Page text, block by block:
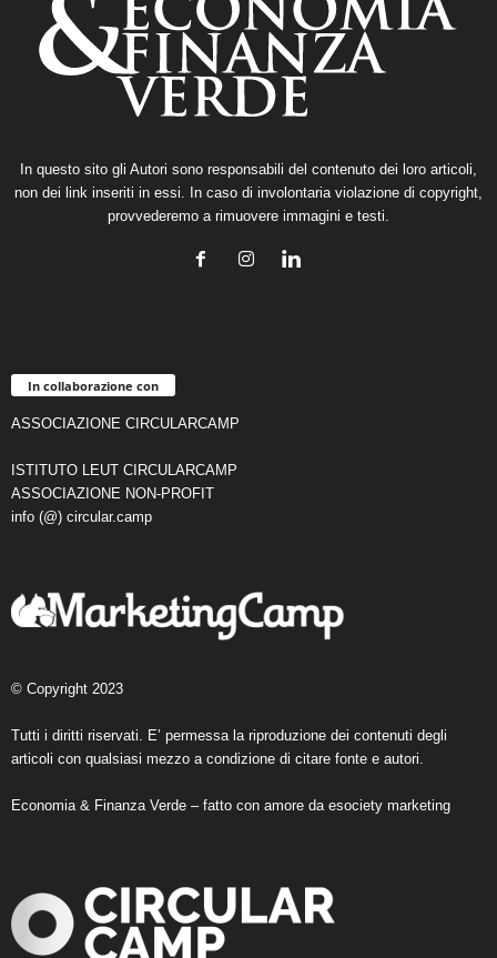
In questo sito gli Autori sono responsabili del contenuto dei loro articoli,
non dei link inseriti in essi. In caso di involontaria violazione di copyright,
provvederemo a rimuovere immagini e testi.
In collaborazione con
ASSOCIAZIONE CIRCULARCAMP
ISTITUTO LEUT CIRCULARCAMP
ASSOCIAZIONE NON-PROFIT
info (@) circular.camp
© Copyright 2023
Tutti i diritti riservati. E’ permessa la riproduzione dei contenuti degli
articoli con qualsiasi mezzo a condizione di citare fonte e autori.
Economia & Finanza Verde – fatto con amore da esociety marketing